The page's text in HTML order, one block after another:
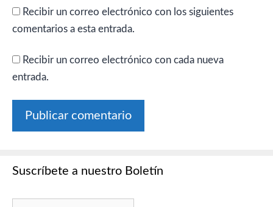
Recibir un correo electrónico con los siguientes
comentarios a esta entrada.
Recibir un correo electrónico con cada nueva
entrada.
Suscríbete a nuestro Boletín